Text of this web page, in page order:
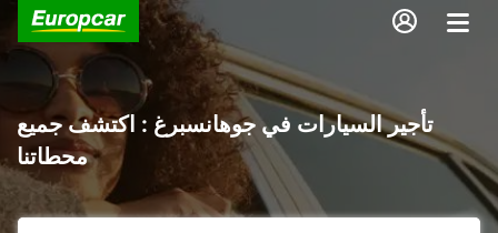
تأجير السيارات في جوهانسبرغ : اكتشف جميع
محطاتنا